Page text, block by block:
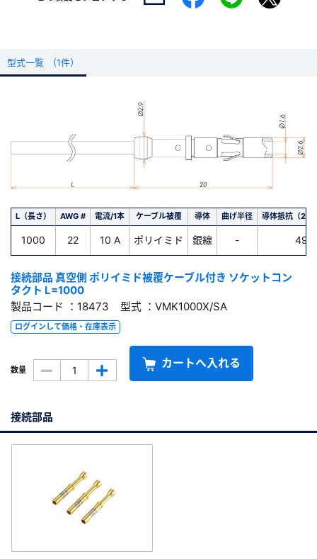
型式一覧 (1件）
L（長さ） AWG # 電流/1本 ケーブル被覆 導体 曲げ半径 導体抵抗（
1000 22 10 A ポリイミド 銀線 -
接続部品 真空側 ポリイミド被覆ケーブル付き ソケットコン
タクト L=1000
製品コード ：18473 型式 ：VMK1000X/SA
ログインして価格・在庫表示
数量 カートへ入れる
接続部品